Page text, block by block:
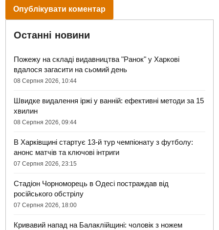
Останні новини
Пожежу на складі видавництва "Ранок" у Харкові
вдалося загасити на сьомий день
08 Серпня 2026, 10:44
Швидке видалення іржі у ванній: ефективні методи за 15
хвилин
08 Серпня 2026, 09:44
В Харківщині стартує 13-й тур чемпіонату з футболу:
анонс матчів та ключові інтриги
07 Серпня 2026, 23:15
Стадіон Чорноморець в Одесі постраждав від
російського обстрілу
07 Серпня 2026, 18:00
Кривавий напад на Балаклійщині: чоловік з ножем